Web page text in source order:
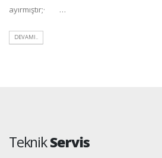
ayırmıştır;· …
DEVAMI..
TeknikServis